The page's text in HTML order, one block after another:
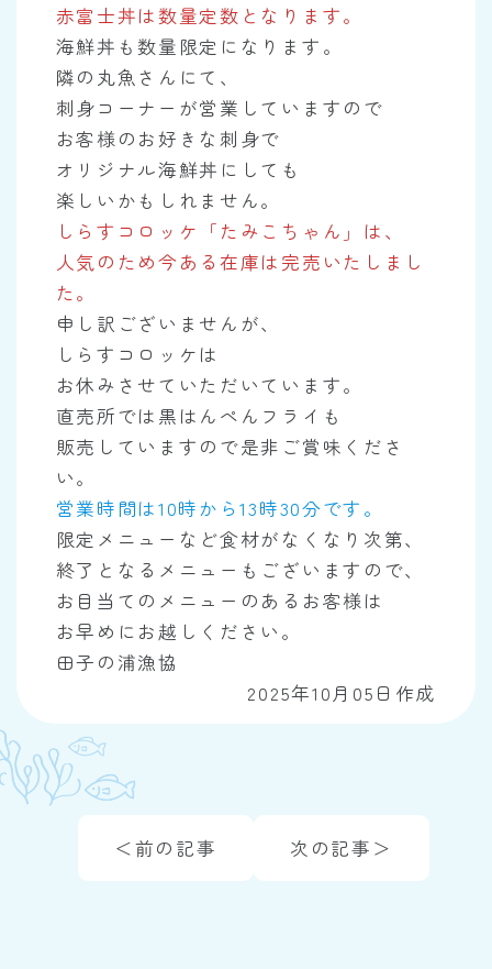
赤富士丼は数量定数となります。
海鮮丼も数量限定になります。
隣の丸魚さんにて、
刺身コーナーが営業していますので
お客様のお好きな刺身で
オリジナル海鮮丼にしても
楽しいかもしれません。
しらすコロッケ「たみこちゃん」は、
人気のため今ある在庫は完売いたしまし
た。
申し訳ございませんが、
しらすコロッケは
お休みさせていただいています。
直売所では黒はんぺんフライも
販売していますので是非ご賞味くださ
い。
営業時間は10時から13時30分です。
限定メニューなど食材がなくなり次第、
終了となるメニューもございますので、
お目当てのメニューのあるお客様は
お早めにお越しください。
田子の浦漁協
2025年10月05日作成
＜前の記事 次の記事＞